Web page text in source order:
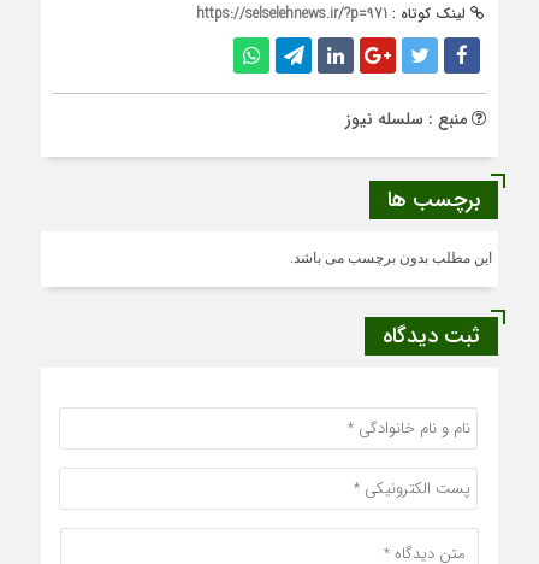
لینک کوتاه : https://selselehnews.ir/?p=971
منبع : سلسله نیوز
برچسب ها
این مطلب بدون برچسب می باشد.
ثبت دیدگاه